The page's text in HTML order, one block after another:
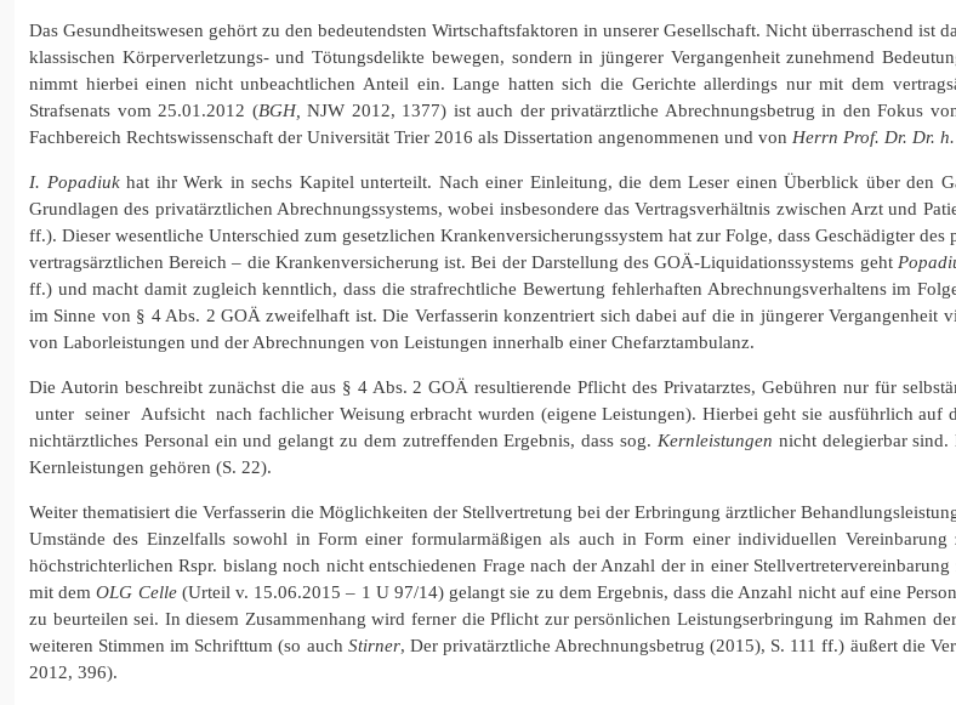
Das Gesundheitswesen gehört zu den bedeutendsten Wirtschaftsfaktoren in unserer Gesellschaft. Nicht überraschend ist
klassischen Körperverletzungs- und Tötungsdelikte bewegen, sondern in jüngerer Vergangenheit zunehmend
nimmt hierbei einen nicht unbeachtlichen Anteil ein. Lange hatten sich die Gerichte allerdings nur mit dem
Strafsenats vom 25.01.2012 (BGH,NJW 2012, 1377) ist auch der privatärztliche Abrechnungsbetrug in den Fokus
Fachbereich Rechtswissenschaft der Universität Trier 2016 als Dissertation angenommenen und von Herrn Prof. Dr. Dr.
I. Popadiukhat ihr Werk in sechs Kapitel unterteilt. Nach einer Einleitung, die dem Leser einen Überblick über den
Grundlagen des privatärztlichen Abrechnungssystems, wobei insbesondere das Vertragsverhältnis zwischen Arzt und
ff.). Dieser wesentliche Unterschied zum gesetzlichen Krankenversicherungssystem hat zur Folge, dass Geschädigter
vertragsärztlichen Bereich – die Krankenversicherung ist. Bei der Darstellung des GOÄ-Liquidationssystems geht
ff.) und macht damit zugleich kenntlich, dass die strafrechtliche Bewertung fehlerhaften Abrechnungsverhaltens im
im Sinne von § 4 Abs. 2 GOÄ zweifelhaft ist. Die Verfasserin konzentriert sich dabei auf die in jüngerer Vergangenheit
von Laborleistungen und der Abrechnungen von Leistungen innerhalb einer Chefarztambulanz.
Die Autorin beschreibt zunächst die aus § 4 Abs. 2 GOÄ resultierende Pflicht des Privatarztes, Gebühren nur für
unter seiner Aufsicht nach fachlicher Weisung erbracht wurden (eigene Leistungen). Hierbei geht sie ausführlich auf
nichtärztliches Personal ein und gelangt zu dem zutreffenden Ergebnis, dass sog. Kernleistungen nicht delegierbar
Kernleistungen gehören (S. 22).
Weiter thematisiert die Verfasserin die Möglichkeiten der Stellvertretung bei der Erbringung ärztlicher
Umstände des Einzelfalls sowohl in Form einer formularmäßigen als auch in Form einer individuellen
höchstrichterlichen Rspr. bislang noch nicht entschiedenen Frage nach der Anzahl der in einer Stellvertretervereinbarung
mit demOLG Celle(Urteil v. 15.06.2015 – 1 U 97/14) gelangt sie zu dem Ergebnis, dass die Anzahl nicht auf eine
zu beurteilen sei. In diesem Zusammenhang wird ferner die Pflicht zur persönlichen Leistungserbringung im Rahmen
weiteren Stimmen im Schrifttum (so auch Stirner, Der privatärztliche Abrechnungsbetrug (2015), S. 111 ff.) äußert die
2012, 396).